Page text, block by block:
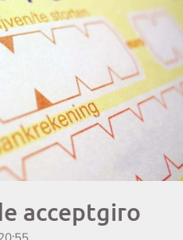
acceptgiro